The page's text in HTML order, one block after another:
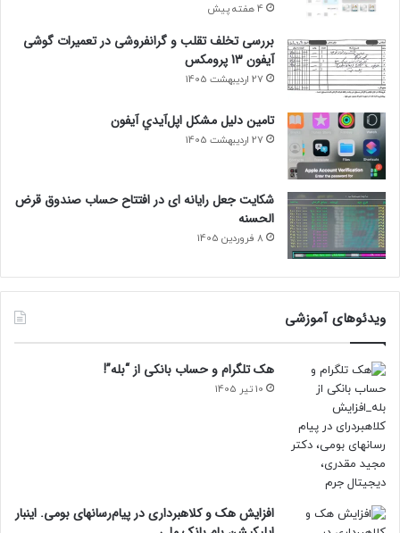
4 هفته پیش
بررسی تخلف تقلب و گرانفروشی در تعمیرات گوشی
آیفون 13 پرومکس
27 اردیبهشت 1405
تامين دليل مشکل اپل‌آيدي آيفون
27 اردیبهشت 1405
شکایت جعل رایانه ای در افتتاح حساب صندوق قرض
الحسنه
8 فروردین 1405
ویدئوهای آموزشی
هک تلگرام و حساب بانکی از “بله”!
10 تیر 1405
افزایش هک و کلاهبرداری در پیام‌رسانهای بومی. اینبار